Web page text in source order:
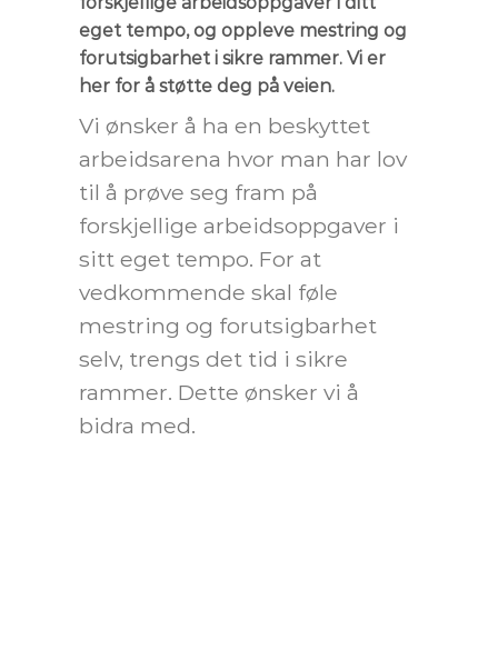
eget tempo, og oppleve mestring og
forutsigbarhet i sikre rammer. Vi er
her for å støtte deg på veien.
Vi ønsker å ha en beskyttet
arbeidsarena hvor man har lov
til å prøve seg fram på
forskjellige arbeidsoppgaver i
sitt eget tempo. For at
vedkommende skal føle
mestring og forutsigbarhet
selv, trengs det tid i sikre
rammer. Dette ønsker vi å
bidra med.